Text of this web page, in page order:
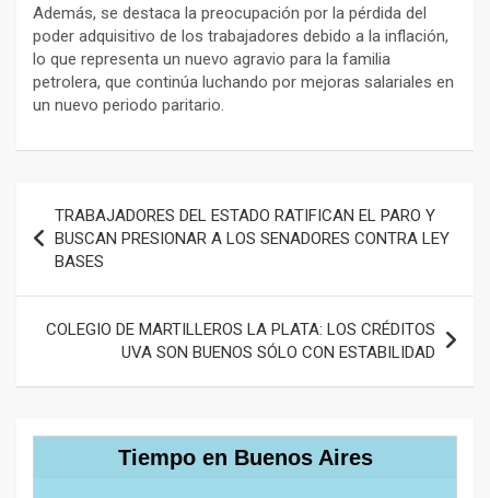
Además, se destaca la preocupación por la pérdida del
poder adquisitivo de los trabajadores debido a la inflación,
lo que representa un nuevo agravio para la familia
petrolera, que continúa luchando por mejoras salariales en
un nuevo periodo paritario.
de
entradas
TRABAJADORES DEL ESTADO RATIFICAN EL PARO Y
BUSCAN PRESIONAR A LOS SENADORES CONTRA LEY
BASES
COLEGIO DE MARTILLEROS LA PLATA: LOS CRÉDITOS
UVA SON BUENOS SÓLO CON ESTABILIDAD
Tiempo en Buenos Aires